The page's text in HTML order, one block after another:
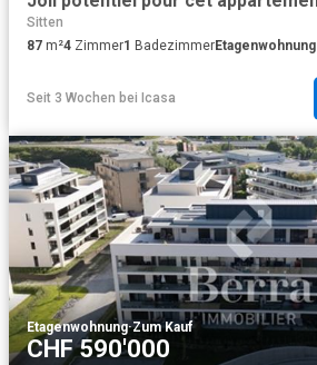
Sitten
87 m²4 Zimmer1 BadezimmerEtagenwohnung
Seit 3 Wochen bei Icasa
Etagenwohnung·Zum Kauf
CHF 590'000